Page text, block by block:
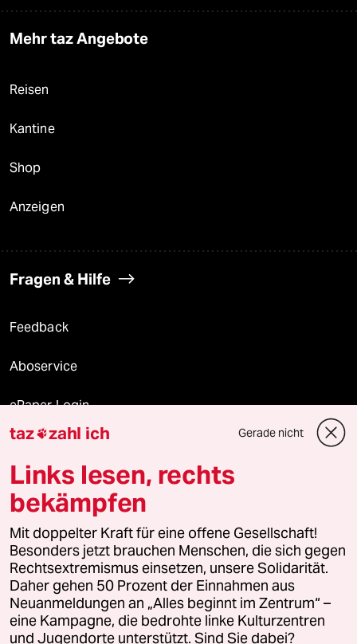
Mehr taz Angebote
Reisen
Kantine
Shop
Anzeigen
Fragen & Hilfe
Feedback
Aboservice
ePaper Login
Downloads für Abonnierende
© 2026 taz Verlags und Vertriebs GmbH
Alle Rechte vorbehalten. Bei rechtlichen Fragen oder für Genehmigungen
wenden Sie sich bitte an
lizenzen@taz.de
Feedback Redaktionsstatut Kommune-Richtlinien
Leitlinie Informant Datenschutz Impressum AGB
taz zahl ich Gerade nicht
Links lesen, rechts
bekämpfen
Mit doppelter Kraft für eine offene Gesellschaft!
Besonders jetzt brauchen Menschen, die sich gegen
Rechtsextremismus einsetzen, unsere Solidarität.
Daher gehen 50 Prozent der Einnahmen aus
Neuanmeldungen an „Alles beginnt im Zentrum“ –
eine Kampagne, die bedrohte linke Kulturzentren
und Jugendorte unterstützt. Sind Sie dabei?